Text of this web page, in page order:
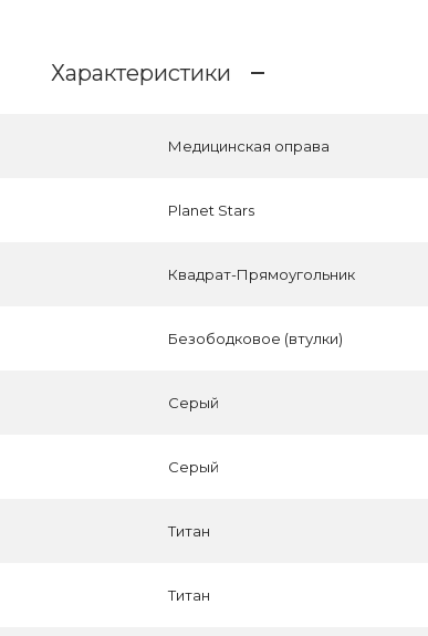
Характеристики
Медицинская оправа
Planet Stars
Квадрат-Прямоугольник
Безободковое (втулки)
Серый
Серый
Титан
Титан